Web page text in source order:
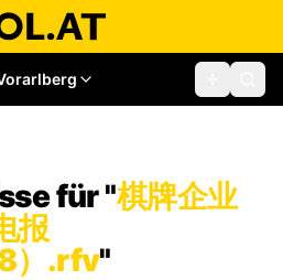
für "棋牌企业
报
）.rfv"